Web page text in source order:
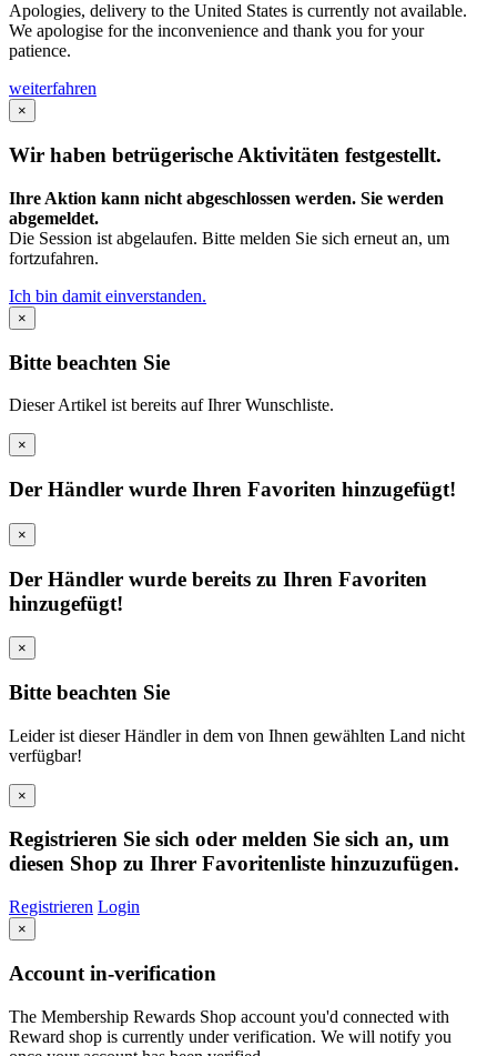
Apologies, delivery to the United States is currently not available.
We apologise for the inconvenience and thank you for your
patience.
weiterfahren
×
Wir haben betrügerische Aktivitäten festgestellt.
Ihre Aktion kann nicht abgeschlossen werden. Sie werden
abgemeldet.
Die Session ist abgelaufen. Bitte melden Sie sich erneut an, um
fortzufahren.
Ich bin damit einverstanden.
×
Bitte beachten Sie
Dieser Artikel ist bereits auf Ihrer Wunschliste.
×
Der Händler wurde Ihren Favoriten hinzugefügt!
×
Der Händler wurde bereits zu Ihren Favoriten
hinzugefügt!
×
Bitte beachten Sie
Leider ist dieser Händler in dem von Ihnen gewählten Land nicht
verfügbar!
×
Registrieren Sie sich oder melden Sie sich an, um
diesen Shop zu Ihrer Favoritenliste hinzuzufügen.
Registrieren Login
×
Account in-verification
The Membership Rewards Shop account you'd connected with
Reward shop is currently under verification. We will notify you